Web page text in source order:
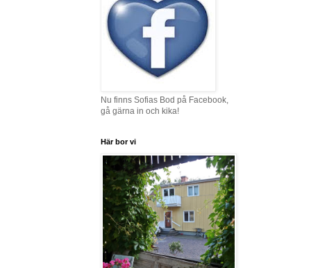
Nu finns Sofias Bod på Facebook,
gå gärna in och kika!
Här bor vi